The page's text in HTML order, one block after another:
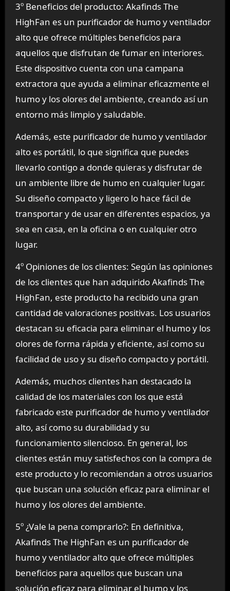
3º Beneficios del producto: Akafinds The
HighFan es un purificador de humo y ventilador
alto que ofrece múltiples beneficios para
aquellos que disfrutan de fumar en interiores.
Este dispositivo cuenta con una campana
extractora que ayuda a eliminar eficazmente el
humo y los olores del ambiente, creando así un
entorno más limpio y saludable.
Además, este purificador de humo y ventilador
alto es portátil, lo que significa que puedes
llevarlo contigo a donde quieras y disfrutar de
un ambiente libre de humo en cualquier lugar.
Su diseño compacto y ligero lo hace fácil de
transportar y de usar en diferentes espacios, ya
sea en casa, en la oficina o en cualquier otro
lugar.
4º Opiniones de los clientes: Según las opiniones
de los clientes que han adquirido Akafinds The
HighFan, este producto ha recibido una gran
cantidad de valoraciones positivas. Los usuarios
destacan su eficacia para eliminar el humo y los
olores de forma rápida y eficiente, así como su
facilidad de uso y su diseño compacto y portátil.
Además, muchos clientes han destacado la
calidad de los materiales con los que está
fabricado este purificador de humo y ventilador
alto, así como su durabilidad y su
funcionamiento silencioso. En general, los
clientes están muy satisfechos con la compra de
este producto y lo recomiendan a otros usuarios
que buscan una solución eficaz para eliminar el
humo y los olores del ambiente.
5º ¿Vale la pena comprarlo?: En definitiva,
Akafinds The HighFan es un purificador de
humo y ventilador alto que ofrece múltiples
beneficios para aquellos que buscan una
solución eficaz para eliminar el humo y los